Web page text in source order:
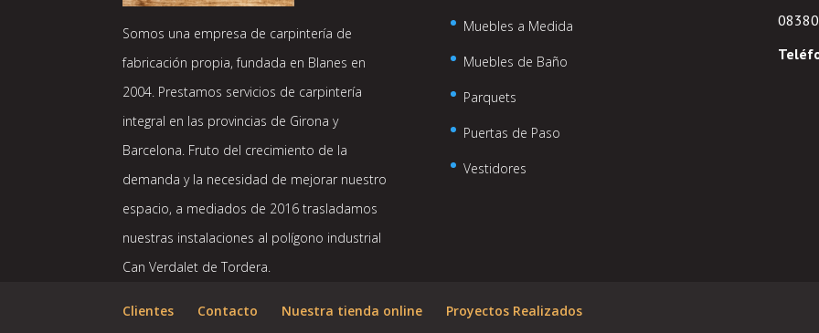
Somos una empresa de carpintería de
fabricación propia, fundada en Blanes en
2004. Prestamos servicios de carpintería
integral en las provincias de Girona y
Barcelona. Fruto del crecimiento de la
demanda y la necesidad de mejorar nuestro
espacio, a mediados de 2016 trasladamos
nuestras instalaciones al polígono industrial
Can Verdalet de Tordera.
Muebles a Medida
Muebles de Baño
Parquets
Puertas de Paso
Vestidores
Clientes Contacto Nuestra tienda online Proyectos Realizados